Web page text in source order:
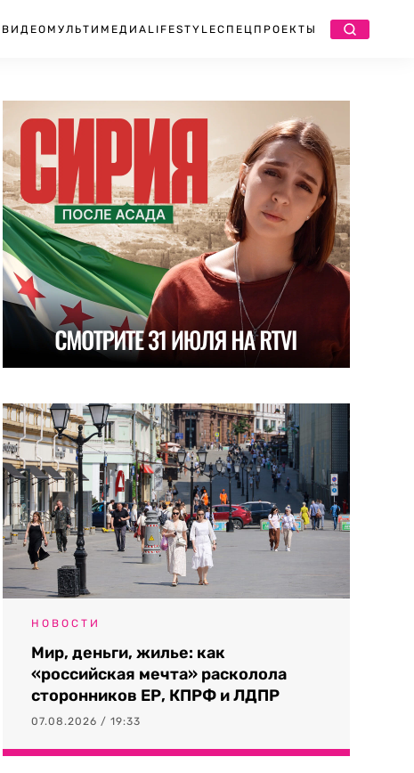
ВИДЕО МУЛЬТИМЕДИА LIFESTYLEСПЕЦПРОЕКТЫ
НОВОСТИ
Мир, деньги, жилье: как
«российская мечта» расколола
сторонников ЕР, КПРФ и ЛДПР
07.08.2026 / 19:33